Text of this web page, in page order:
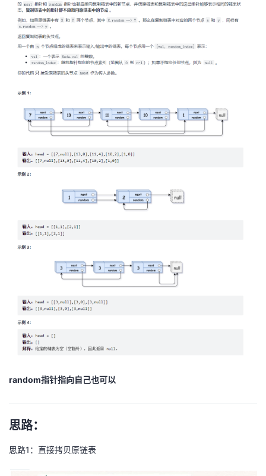
注
开
发
学
我
程
认
的
我
藏
的
Programs
我
的
持
我
的
技
支
我
的
声
random指针指向自己也可以
思路：
思路1：直接拷贝原链表